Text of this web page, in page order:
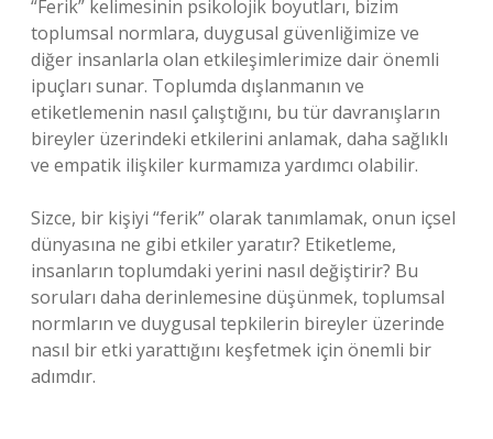
“Ferik” kelimesinin psikolojik boyutları, bizim
toplumsal normlara, duygusal güvenliğimize ve
diğer insanlarla olan etkileşimlerimize dair önemli
ipuçları sunar. Toplumda dışlanmanın ve
etiketlemenin nasıl çalıştığını, bu tür davranışların
bireyler üzerindeki etkilerini anlamak, daha sağlıklı
ve empatik ilişkiler kurmamıza yardımcı olabilir.
Sizce, bir kişiyi “ferik” olarak tanımlamak, onun içsel
dünyasına ne gibi etkiler yaratır? Etiketleme,
insanların toplumdaki yerini nasıl değiştirir? Bu
soruları daha derinlemesine düşünmek, toplumsal
normların ve duygusal tepkilerin bireyler üzerinde
nasıl bir etki yarattığını keşfetmek için önemli bir
adımdır.